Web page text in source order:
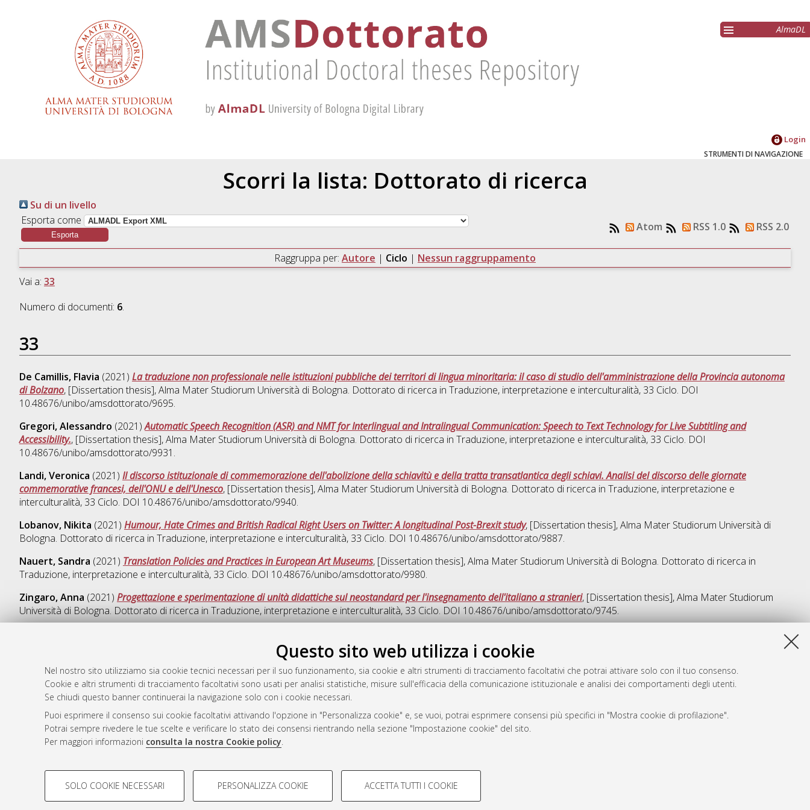
Questo sito web utilizza i cookie
Nel nostro sito utilizziamo sia cookie tecnici necessari per il suo funzionamento, sia cookie e altri strumenti di tracciamento facoltativi che potrai attivare solo con il tuo consenso.
Cookie e altri strumenti di tracciamento facoltativi sono usati per analisi statistiche, misure sull'efficacia della comunicazione istituzionale e analisi dei comportamenti degli utenti.
Se chiudi questo banner continuerai la navigazione solo con i cookie necessari.
Puoi esprimere il consenso sui cookie facoltativi attivando l'opzione in "Personalizza cookie" e, se vuoi, potrai esprimere consensi più specifici in "Mostra cookie di profilazione".
Potrai sempre rivedere le tue scelte e verificare lo stato dei consensi rientrando nella sezione "Impostazione cookie" del sito.
Per maggiori informazioni consulta la nostra Cookie policy.
COOKIE DI PROFILAZIONE - FACOLTATIVI COOKIE TECNICI - NECESSARI
SOLO COOKIE NECESSARI PERSONALIZZA COOKIE ACCETTA TUTTI I COOKIE
AlmaDL
Login
STRUMENTI DI NAVIGAZIONE
Scorri la lista: Dottorato di ricerca
Su di un livello
Esporta come
Atom RSS 1.0 RSS 2.0
Raggruppa per: Autore | Ciclo | Nessun raggruppamento
Vai a: 33
Numero di documenti: 6.
33
De Camillis, Flavia (2021) La traduzione non professionale nelle istituzioni pubbliche dei territori di lingua minoritaria: il caso di studio dell'amministrazione della Provincia autonoma
di Bolzano, [Dissertation thesis], Alma Mater Studiorum Università di Bologna. Dottorato di ricerca in Traduzione, interpretazione e interculturalità, 33 Ciclo. DOI
10.48676/unibo/amsdottorato/9695.
Gregori, Alessandro (2021)Automatic Speech Recognition (ASR) and NMT for Interlingual and Intralingual Communication: Speech to Text Technology for Live Subtitling and
Accessibility., [Dissertation thesis], Alma Mater Studiorum Università di Bologna. Dottorato di ricerca in Traduzione, interpretazione e interculturalità, 33 Ciclo. DOI
10.48676/unibo/amsdottorato/9931.
Landi, Veronica (2021) Il discorso istituzionale di commemorazione dell'abolizione della schiavitù e della tratta transatlantica degli schiavi. Analisi del discorso delle giornate
commemorative francesi, dell'ONU e dell'Unesco, [Dissertation thesis], Alma Mater Studiorum Università di Bologna. Dottorato di ricerca in Traduzione, interpretazione e
interculturalità, 33 Ciclo. DOI 10.48676/unibo/amsdottorato/9940.
Lobanov, Nikita (2021) Humour, Hate Crimes and British Radical Right Users on Twitter: A longitudinal Post-Brexit study, [Dissertation thesis], Alma Mater Studiorum Università di
Bologna. Dottorato di ricerca in Traduzione, interpretazione e interculturalità, 33 Ciclo. DOI 10.48676/unibo/amsdottorato/9887.
Nauert, Sandra (2021) Translation Policies and Practices in European Art Museums, [Dissertation thesis], Alma Mater Studiorum Università di Bologna. Dottorato di ricerca in
Traduzione, interpretazione e interculturalità, 33 Ciclo. DOI 10.48676/unibo/amsdottorato/9980.
Zingaro, Anna (2021) Progettazione e sperimentazione di unità didattiche sul neostandard per l'insegnamento dell'italiano a stranieri, [Dissertation thesis], Alma Mater Studiorum
Università di Bologna. Dottorato di ricerca in Traduzione, interpretazione e interculturalità, 33 Ciclo. DOI 10.48676/unibo/amsdottorato/9745.
Questa lista e' stata generata il Wed Aug 5 20:41:29 2026 CEST.
Atom
Rss 1.0
Rss 2.0
AMS Dottorato
ISSN: 2038-7946
Servizio implementato e gestito da
Impostazioni Cookie
Informativa sulla privacy
Condizioni d’uso del sito
© ALMA MATER STUDIORUM - Università di Bologna, 2007-2026.